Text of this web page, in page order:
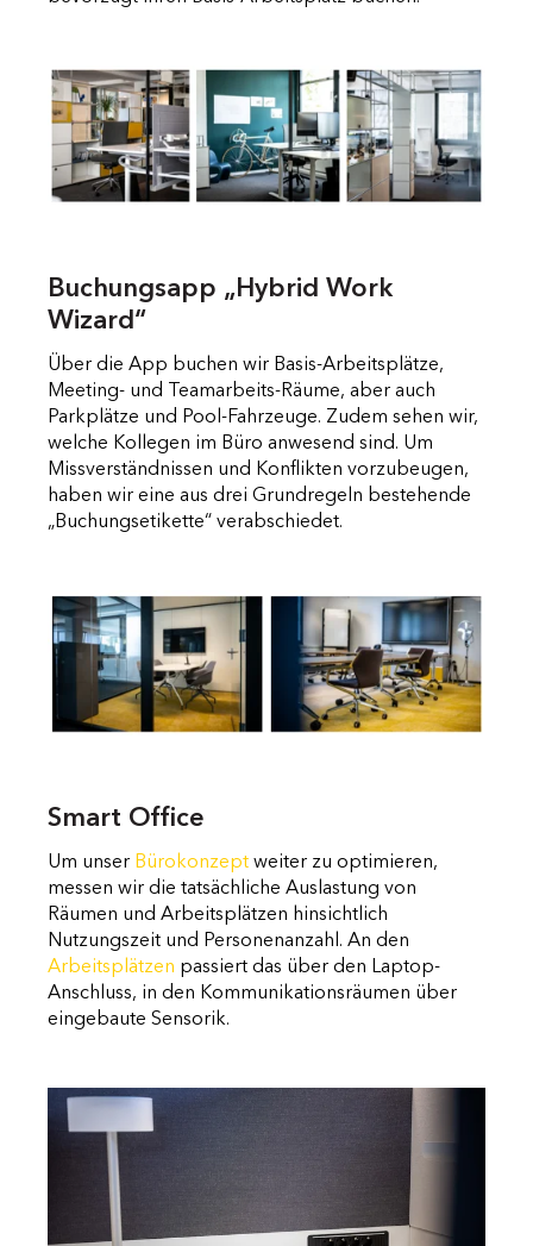
Buchungsapp „Hybrid Work
Wizard“
Über die App buchen wir Basis-Arbeitsplätze,
Meeting- und Teamarbeits-Räume, aber auch
Parkplätze und Pool-Fahrzeuge. Zudem sehen wir,
welche Kollegen im Büro anwesend sind. Um
Missverständnissen und Konflikten vorzubeugen,
haben wir eine aus drei Grundregeln bestehende
„Buchungsetikette“ verabschiedet.
Smart Office
Um unser Bürokonzept weiter zu optimieren,
messen wir die tatsächliche Auslastung von
Räumen und Arbeitsplätzen hinsichtlich
Nutzungszeit und Personenanzahl. An den
Arbeitsplätzen passiert das über den Laptop-
Anschluss, in den Kommunikationsräumen über
eingebaute Sensorik.